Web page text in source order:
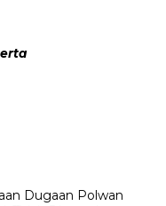
Dugaan Polwan